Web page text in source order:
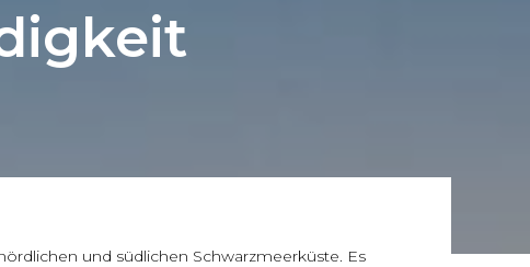
und südlichen Schwarzmeerküste. Es